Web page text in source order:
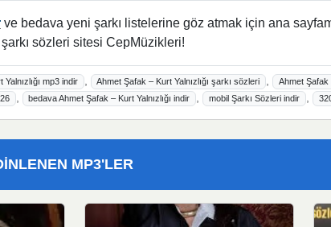
ve bedava yeni şarkı listelerine göz atmak için ana
sözleri sitesi CepMüzikleri!
mp3 indir , Ahmet Şafak – Kurt Yalnızlığı şarkı sözleri , Ahmet Şafak
, bedava Ahmet Şafak – Kurt Yalnızlığı indir , mobil Şarkı Sözleri indir ,
MP3'LER